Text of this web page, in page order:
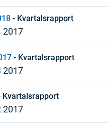
- Kvartalsrapport
2017
- Kvartalsrapport
2017
Kvartalsrapport
2017